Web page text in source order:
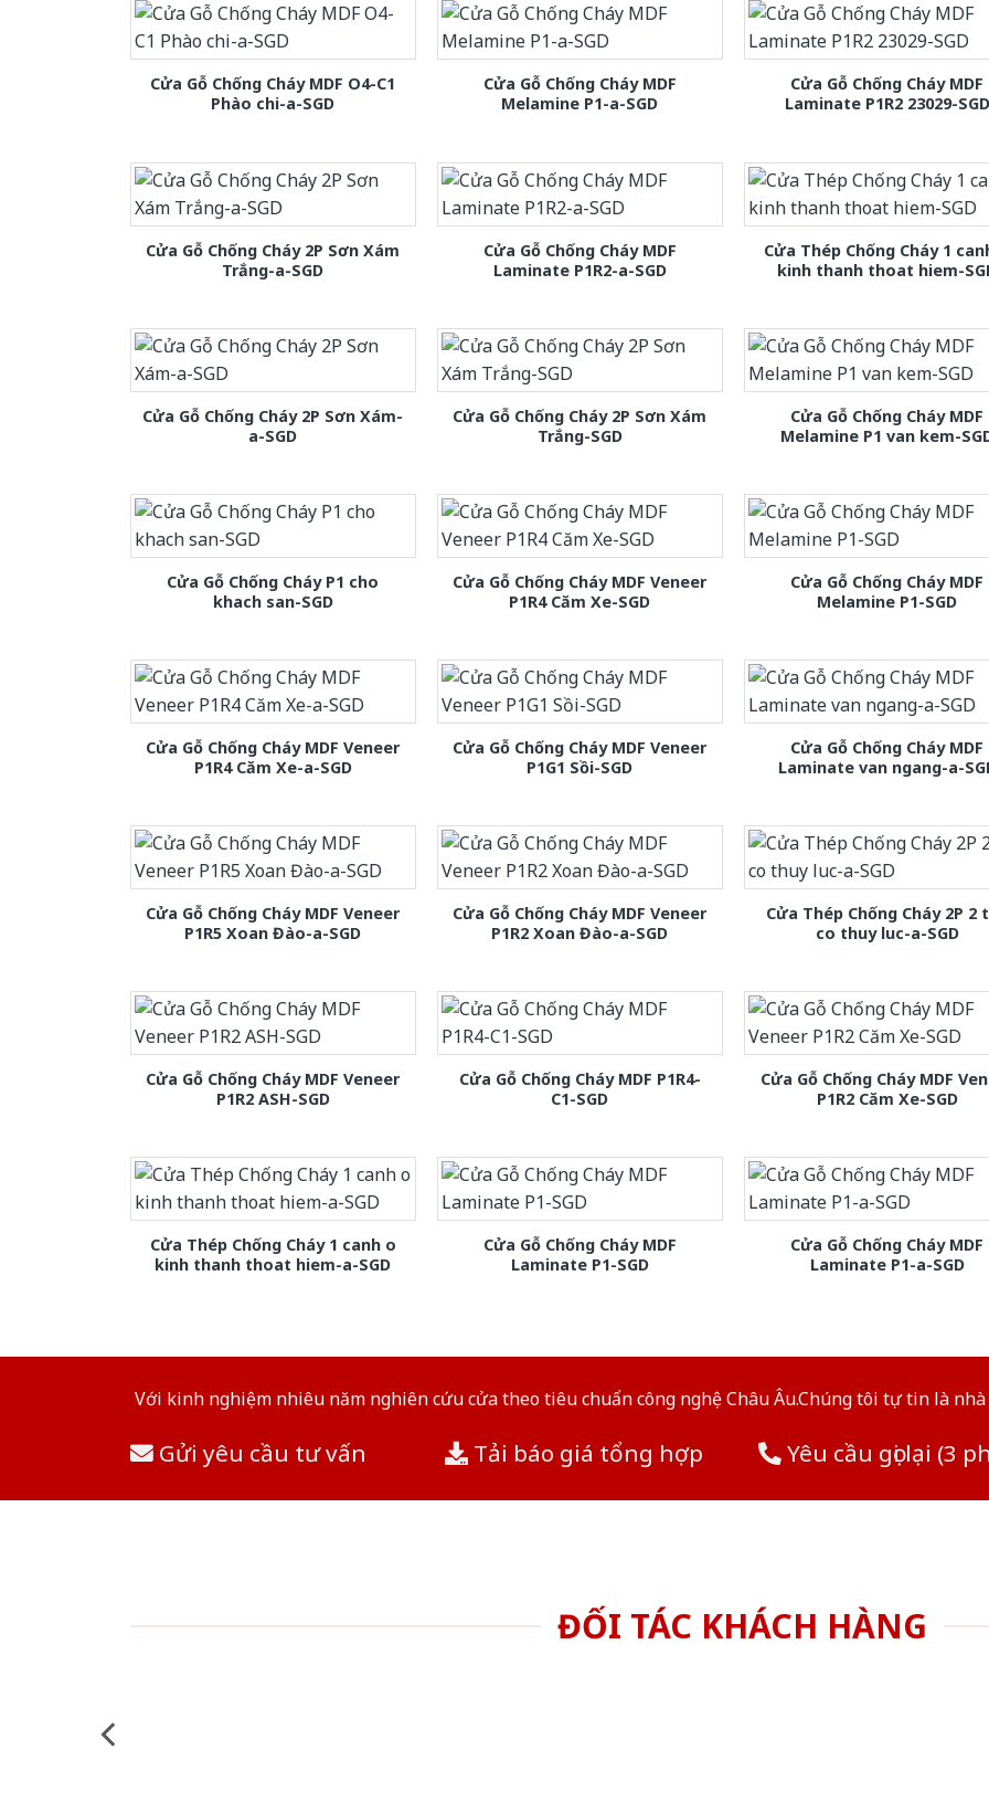
Cửa Gỗ Chống Cháy MDF O4-C1
Phào chi-a-SGD
Cửa Gỗ Chống Cháy MDF
Melamine P1-a-SGD
Cửa Gỗ Chống Cháy MDF
Laminate P1R2 23029-SGD
Cửa Gỗ Chống Cháy 2P Sơn Xám
Trắng-a-SGD
Cửa Gỗ Chống Cháy MDF
Laminate P1R2-a-SGD
Cửa Thép Chống Cháy 1
kinh thanh thoat hiem-
Cửa Gỗ Chống Cháy 2P Sơn Xám-
a-SGD
Cửa Gỗ Chống Cháy 2P Sơn Xám
Trắng-SGD
Cửa Gỗ Chống Cháy MDF
Melamine P1 van kem-
Cửa Gỗ Chống Cháy P1 cho
khach san-SGD
Cửa Gỗ Chống Cháy MDF Veneer
P1R4 Căm Xe-SGD
Cửa Gỗ Chống Cháy MDF
Melamine P1-SGD
Cửa Gỗ Chống Cháy MDF Veneer
P1R4 Căm Xe-a-SGD
Cửa Gỗ Chống Cháy MDF Veneer
P1G1 Sồi-SGD
Cửa Gỗ Chống Cháy MDF
Laminate van ngang-a-
Cửa Gỗ Chống Cháy MDF Veneer
P1R5 Xoan Đào-a-SGD
Cửa Gỗ Chống Cháy MDF Veneer
P1R2 Xoan Đào-a-SGD
Cửa Thép Chống Cháy 2P 2
co thuy luc-a-SGD
Cửa Gỗ Chống Cháy MDF Veneer
P1R2 ASH-SGD
Cửa Gỗ Chống Cháy MDF P1R4-
C1-SGD
Cửa Gỗ Chống Cháy MDF
P1R2 Căm Xe-SGD
Cửa Thép Chống Cháy 1 canh o
kinh thanh thoat hiem-a-SGD
Cửa Gỗ Chống Cháy MDF
Laminate P1-SGD
Cửa Gỗ Chống Cháy MDF
Laminate P1-a-SGD
Với kinh nghiệm nhiêu năm nghiên cứu cửa theo tiêu chuẩn công nghệ Châu Âu.Chúng tôi tự tin là
Gửi yêu cầu tư vấn Tải báo giá tổng hợp Yêu cầu gọi lại (3
ĐỐI TÁC KHÁCH HÀNG